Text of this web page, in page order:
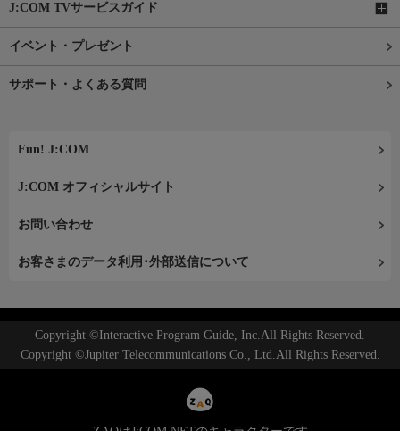
J:COM TVサービスガイド
イベント・プレゼント
サポート・よくある質問
Fun! J:COM
J:COM オフィシャルサイト
お問い合わせ
お客さまのデータ利用･外部送信について
Copyright ©Interactive Program Guide, Inc.All Rights Reserved.
Copyright ©Jupiter Telecommunications Co., Ltd.All Rights Reserved.